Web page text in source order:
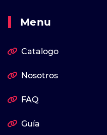
Menu
Catalogo
Nosotros
FAQ
Guía